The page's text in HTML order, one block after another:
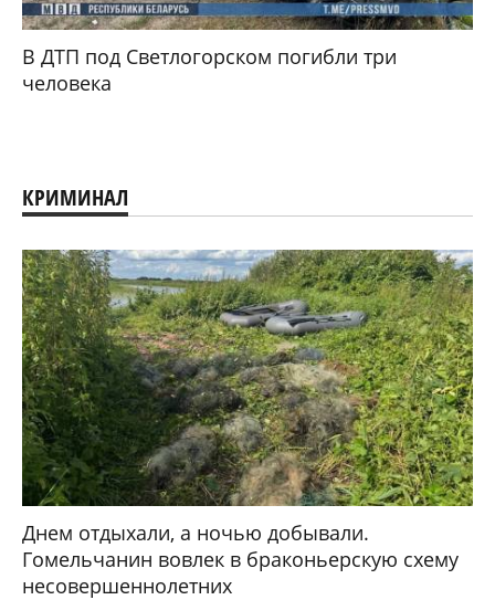
В ДТП под Светлогорском погибли три
человека
КРИМИНАЛ
Днем отдыхали, а ночью добывали.
Гомельчанин вовлек в браконьерскую схему
несовершеннолетних